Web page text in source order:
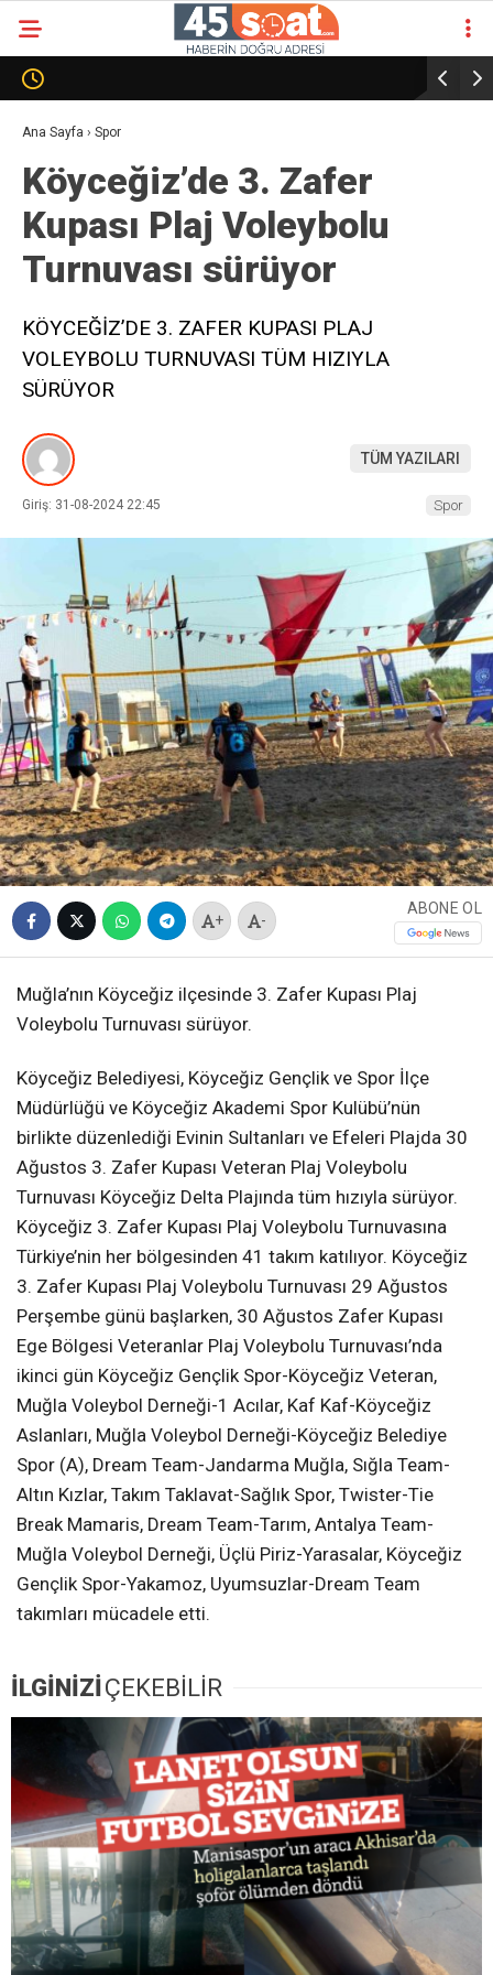
Ana Sayfa › Spor
Köyceğiz’de 3. Zafer
Kupası Plaj Voleybolu
Turnuvası sürüyor
KÖYCEĞİZ’DE 3. ZAFER KUPASI PLAJ
VOLEYBOLU TURNUVASI TÜM HIZIYLA
SÜRÜYOR
TÜM YAZILARI
Giriş: 31-08-2024 22:45 Spor
+ -
ABONE OL
Muğla’nın Köyceğiz ilçesinde 3. Zafer Kupası Plaj
Voleybolu Turnuvası sürüyor.
Köyceğiz Belediyesi, Köyceğiz Gençlik ve Spor İlçe
Müdürlüğü ve Köyceğiz Akademi Spor Kulübü’nün
birlikte düzenlediği Evinin Sultanları ve Efeleri Plajda 30
Ağustos 3. Zafer Kupası Veteran Plaj Voleybolu
Turnuvası Köyceğiz Delta Plajında tüm hızıyla sürüyor.
Köyceğiz 3. Zafer Kupası Plaj Voleybolu Turnuvasına
Türkiye’nin her bölgesinden 41 takım katılıyor. Köyceğiz
3. Zafer Kupası Plaj Voleybolu Turnuvası 29 Ağustos
Perşembe günü başlarken, 30 Ağustos Zafer Kupası
Ege Bölgesi Veteranlar Plaj Voleybolu Turnuvası’nda
ikinci gün Köyceğiz Gençlik Spor-Köyceğiz Veteran,
Muğla Voleybol Derneği-1 Acılar, Kaf Kaf-Köyceğiz
Aslanları, Muğla Voleybol Derneği-Köyceğiz Belediye
Spor (A), Dream Team-Jandarma Muğla, Sığla Team-
Altın Kızlar, Takım Taklavat-Sağlık Spor, Twister-Tie
Break Mamaris, Dream Team-Tarım, Antalya Team-
Muğla Voleybol Derneği, Üçlü Piriz-Yarasalar, Köyceğiz
Gençlik Spor-Yakamoz, Uyumsuzlar-Dream Team
takımları mücadele etti.
İLGİNİZİÇEKEBİLİR